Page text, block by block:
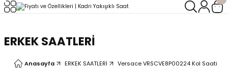
ERKEK SAATLERİ
Anasayfa ERKEK SAATLERİ Versace VRSCVE8P00224 Kol Saati
Geri Dön
Geri Dön